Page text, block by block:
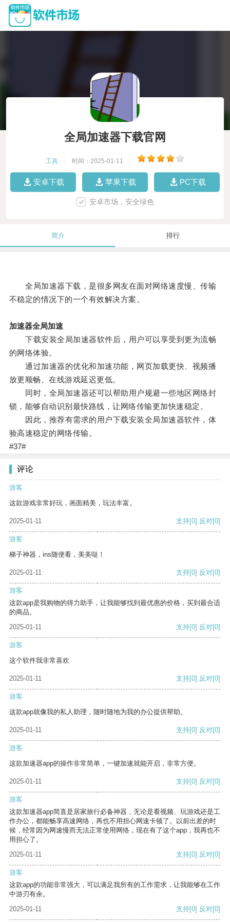
全局加速器下载官网
工具 时间：2025-01-11
安卓下载 苹果下载 PC下载
安卓市场，安全绿色
简介 排行
全局加速器下载，是很多网友在面对网络速度慢、传输
不稳定的情况下的一个有效解决方案。
加速器全局加速
下载安装全局加速器软件后，用户可以享受到更为流畅
的网络体验。
通过加速器的优化和加速功能，网页加载更快、视频播
放更顺畅、在线游戏延迟更低。
同时，全局加速器还可以帮助用户规避一些地区网络封
锁，能够自动识别最快路线，让网络传输更加快速稳定。
因此，推荐有需求的用户下载安装全局加速器软件，体
验高速稳定的网络传输。
#37#
评论
游客
这款游戏非常好玩，画面精美，玩法丰富。
2025-01-11 支持[0] 反对[0]
游客
梯子神器，ins随便看，美美哒！
2025-01-11 支持[0] 反对[0]
游客
这款app是我购物的得力助手，让我能够找到最优惠的价格，买到最合适
的商品。
2025-01-11
支持[0] 反对[0]
游客
这个软件我非常喜欢
2025-01-11 支持[0] 反对[0]
游客
这款app就像我的私人助理，随时随地为我的办公提供帮助。
2025-01-11 支持[0] 反对[0]
游客
这款加速器app的操作非常简单，一键加速就能开启，非常方便。
2025-01-11 支持[0] 反对[0]
游客
这款加速器app简直是居家旅行必备神器，无论是看视频、玩游戏还是工
作办公，都能畅享高速网络，再也不用担心网速卡顿了。以前出差的时
候，经常因为网速慢而无法正常使用网络，现在有了这个app，我再也不
用担心了。
2025-01-11
支持[0] 反对[0]
游客
这款app的功能非常强大，可以满足我所有的工作需求，让我能够在工作
中游刃有余。
2025-01-11
支持[0] 反对[0]